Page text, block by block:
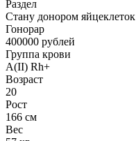
Раздел
Стану донором яйцеклеток
Гонoрар
400000 рублей
Группа крови
A(II) Rh+
Возраст
20
Рост
166 см
Вес